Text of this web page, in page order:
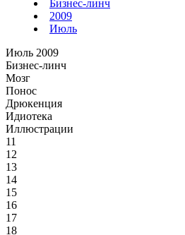
Бизнес-линч
2009
Июль
Июль 2009
Бизнес-линч
Мозг
Понос
Дрюкенция
Идиотека
Иллюстрации
11
12
13
14
15
16
17
18